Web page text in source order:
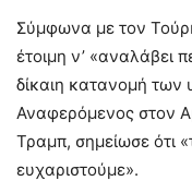
Σύμφωνα με τον
έτοιμη ν’ «αναλάβει
δίκαιη κατανομή
Αναφερόμενος στον
Τραμπ, σημείωσε ότι
ευχαριστούμε».